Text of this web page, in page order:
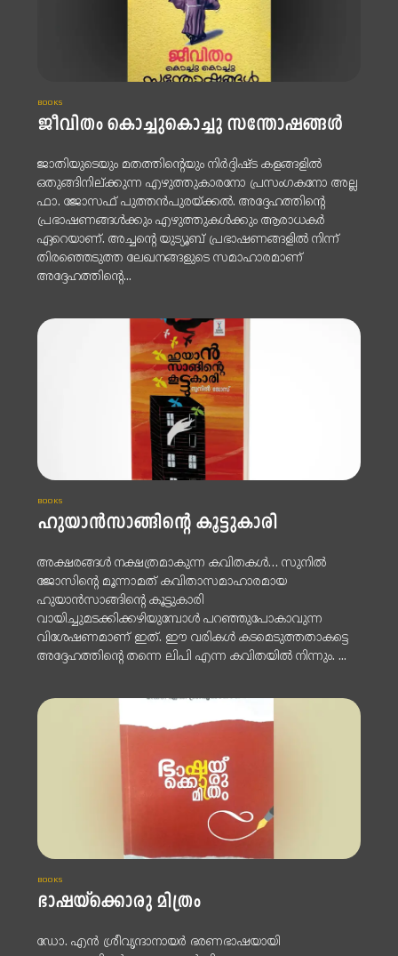
BOOKS
ജീവിതം കൊച്ചുകൊച്ചു സന്തോഷങ്ങൾ
ജാതിയുടെയും മതത്തിന്റെയും നിർദ്ദിഷ്ട കളങ്ങളിൽ
ഒതുങ്ങിനില്ക്കുന്ന എഴുത്തുകാരനോ പ്രസംഗകനോ അല്ല
ഫാ. ജോസഫ് പുത്തൻപുരയ്ക്കൽ. അദ്ദേഹത്തിന്റെ
പ്രഭാഷണങ്ങൾക്കും എഴുത്തുകൾക്കും ആരാധകർ
ഏറെയാണ്. അച്ചന്റെ യുട്യൂബ് പ്രഭാഷണങ്ങളിൽ നിന്ന്
തിരഞ്ഞെടുത്ത ലേഖനങ്ങളുടെ സമാഹാരമാണ്
അദ്ദേഹത്തിന്റെ...
BOOKS
ഹുയാൻസാങ്ങിന്റെ കൂട്ടുകാരി
അക്ഷരങ്ങൾ നക്ഷത്രമാകുന്ന കവിതകൾ… സുനിൽ
ജോസിന്റെ മൂന്നാമത് കവിതാസമാഹാരമായ
ഹുയാൻസാങ്ങിന്റെ കൂട്ടുകാരി
വായിച്ചുമടക്കിക്കഴിയുമ്പോൾ പറഞ്ഞുപോകാവുന്ന
വിശേഷണമാണ് ഇത്. ഈ വരികൾ കടമെടുത്തതാകട്ടെ
അദ്ദേഹത്തിന്റെ തന്നെ ലിപി എന്ന കവിതയിൽ നിന്നും. ...
BOOKS
ഭാഷയ്ക്കൊരു മിത്രം
ഡോ. എൻ ശ്രീവൃന്ദാനായർ ഭരണഭാഷയായി